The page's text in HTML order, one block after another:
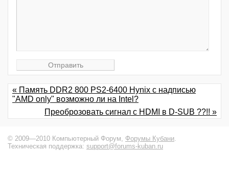
« Память DDR2 800 PS2-6400 Hynix с надписью
"AMD only" возможно ли на Intel?
Преоброзовать сигнал с HDMI в D-SUB ??!! »
© 2009—2010 Компьютерный Форум, Форумы Кубани.
Техническая поддержка: support@forums-kuban.ru